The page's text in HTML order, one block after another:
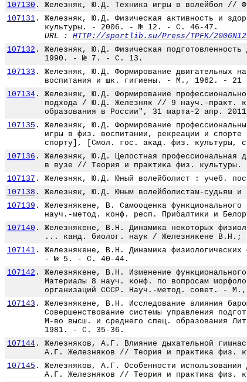
107130 . Железняк, Ю.Д. Техника игры в волейбол
107131 .
Железняк, Ю.Д. Физическая активность и
культуры. - 2006. - № 12. - С. 46-47.
URL : HTTP://sportlib.su/Press/TPFK/
107132 .
Железняк, Ю.Д. Физическая
1990. - № 7. - С. 13.
107133 .
Железняк, Ю.Д. Формирование
воспитания и шк. гигиены. - М., 1962. - 21
107134 .
Железняк, Ю.Д. Формирование
подхода / Ю.Д. Железняк // 9 науч.-практ.
образования в России", 31 марта-2 апр.
107135 .
Железняк, Ю.Д. Формирование
игры в физ. воспитании, рекреации и
спорту], [Смол. гос. акад. физ. культуры,
107136 .
Железняк, Ю.Д. Целостная профессиональная
в вузе // Теория и практика физ.
107137 . Железняк, Ю.Д. Юный волейболист : учеб.
107138 . Железняк, Ю.Д. Юным волейболистам-
107139 .
Железнякене, В. Самооценка
науч.-метод. конф. респ. Прибалтики и
107140 .
Железнякене, В.Н. Динамика некоторых
... канд. биолог. наук / Железнякене
107141 .
Железнякене, В.Н. Динамика
- № 5. - С. 40-44.
107142 .
Железнякене, В.Н. Изменение
Материалы 8 науч. конф. по вопросам
организаций СССР. Науч.-метод. совет. -
107143 .
Железнякене, В.Н. Исследование влияния
Совершенствование системы управления
М-во высш. и среднего спец. образования
1981. - С. 35-36.
107144 .
Железняков, А.Г. Влияние дыхательной
А.Г. Железняков // Теория и практика
107145 .
Железняков, А.Г. Особенности использования
А.Г. Железняков // Теория и практика